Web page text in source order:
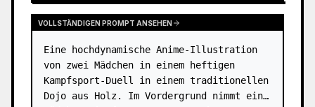
VOLLSTÄNDIGEN PROMPT ANSEHEN
Eine hochdynamische Anime-Illustration
von zwei Mädchen in einem heftigen
Kampfsport-Duell in einem traditionellen
Dojo aus Holz. Im Vordergrund nimmt ein